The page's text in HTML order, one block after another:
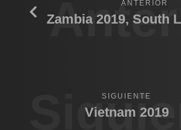
ANTERIOR
SIGUIENTE
Vietnam 2019